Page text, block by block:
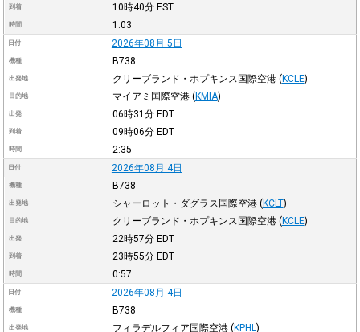
到着 10時40分 EST
時間 1:03
日付 2026年08月 5日
機種 B738
出発地 クリーブランド・ホプキンス国際空港 (KCLE)
目的地 マイアミ国際空港 (KMIA)
出発 06時31分 EDT
到着 09時06分 EDT
時間 2:35
日付 2026年08月 4日
機種 B738
出発地 シャーロット・ダグラス国際空港 (KCLT)
目的地 クリーブランド・ホプキンス国際空港 (KCLE)
出発 22時57分 EDT
到着 23時55分 EDT
時間 0:57
日付 2026年08月 4日
機種 B738
出発地 フィラデルフィア国際空港 (KPHL )